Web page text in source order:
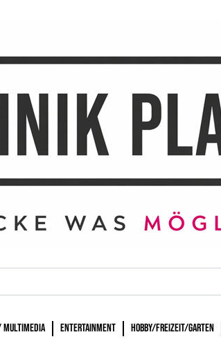
ENTERTAINMENT HOBBY/FREIZEIT/GARTEN